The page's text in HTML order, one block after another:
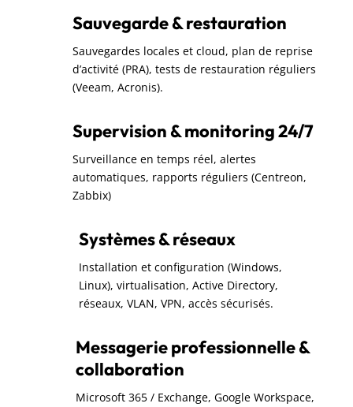
Sauvegarde & restauration
Sauvegardes locales et cloud, plan de reprise
d’activité (PRA), tests de restauration réguliers
(Veeam, Acronis).
Supervision & monitoring 24/7
Surveillance en temps réel, alertes
automatiques, rapports réguliers (Centreon,
Zabbix)
Systèmes & réseaux
Installation et configuration (Windows,
Linux), virtualisation, Active Directory,
réseaux, VLAN, VPN, accès sécurisés.
Messagerie professionnelle &
collaboration
Microsoft 365 / Exchange, Google Workspace,